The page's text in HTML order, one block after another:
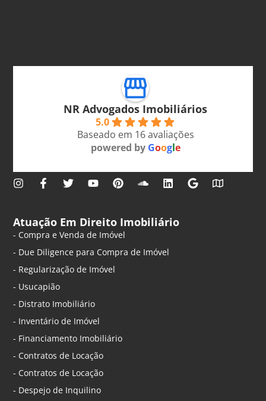
NR Advogados Imobiliários
5.0
Baseado em 16 avaliações
powered by Google
Atuação Em Direito Imobiliário
- Compra e Venda de Imóvel
- Due Diligence para Compra de Imóvel
- Regularização de Imóvel
- Usucapião
- Distrato Imobiliário
- Inventário de Imóvel
- Financiamento Imobiliário
- Contratos de Locação
- Contratos de Locação
- Despejo de Inquilino